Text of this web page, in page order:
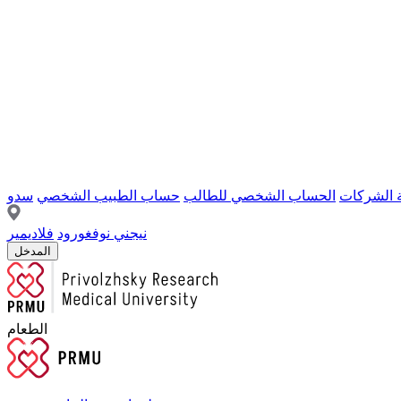
الشركات الحساب الشخصي للطالب حساب الطبيب الشخصي سدو
نيجني نوفغورود فلاديمير
المدخل
الطعام